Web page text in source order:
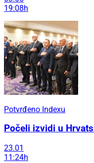
19:08h
Potvrđeno Indexu
Počeli izvidi u
23.01
11:24h